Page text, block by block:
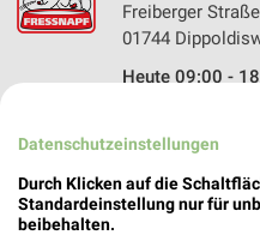
Freiberger
01744
Heute 09:00 -
181,81 km •
Fressnapf
Industriestraße
Datenschutzeinstellungen
Durch Klicken auf die
Standardeinstellung nur für
beibehalten.